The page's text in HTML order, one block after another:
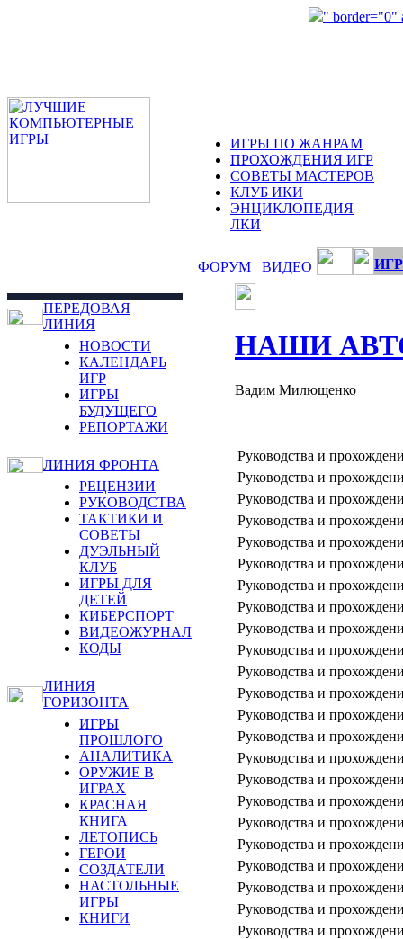
" border="0"
ИГРЫ ПО ЖАНРАМ
ПРОХОЖДЕНИЯ ИГР
СОВЕТЫ МАСТЕРОВ
КЛУБ ИКИ
ЭНЦИКЛОПЕДИЯ
ЛКИ
ФОРУМ ВИДЕО
ПЕРЕДОВАЯ
ЛИНИЯ
НОВОСТИ
КАЛЕНДАРЬ
ИГР
ИГРЫ
БУДУЩЕГО
РЕПОРТАЖИ
ЛИНИЯ ФРОНТА
РЕЦЕНЗИИ
РУКОВОДСТВА
ТАКТИКИ И
СОВЕТЫ
ДУЭЛЬНЫЙ
КЛУБ
ИГРЫ ДЛЯ
ДЕТЕЙ
КИБЕРСПОРТ
ВИДЕОЖУРНАЛ
КОДЫ
ЛИНИЯ
ГОРИЗОНТА
ИГРЫ
ПРОШЛОГО
АНАЛИТИКА
ОРУЖИЕ В
ИГРАХ
КРАСНАЯ
КНИГА
ЛЕТОПИСЬ
ГЕРОИ
СОЗДАТЕЛИ
НАСТОЛЬНЫЕ
ИГРЫ
КНИГИ
НАШИ
Вадим Милющенко
Руководства и
Руководства и
Руководства и
Руководства и
Руководства и
Руководства и
Руководства и
Руководства и
Руководства и
Руководства и
Руководства и
Руководства и
Руководства и
Руководства и
Руководства и
Руководства и
Руководства и
Руководства и
Руководства и
Руководства и
Руководства и
Руководства и
Руководства и